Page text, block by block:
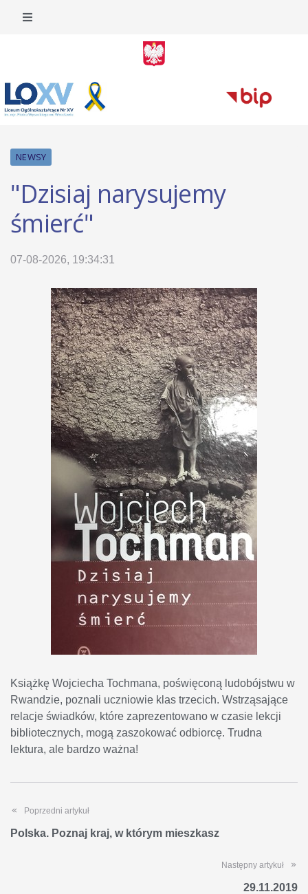
NEWSY
"Dzisiaj narysujemy
śmierć"
07-08-2026, 19:34:31
Książkę Wojciecha Tochmana, poświęconą ludobójstwu w
Rwandzie, poznali uczniowie klas trzecich. Wstrząsające
relacje świadków, które zaprezentowano w czasie lekcji
bibliotecznych, mogą zaszokować odbiorcę. Trudna
lektura, ale bardzo ważna!
Poprzedni artykuł
Polska. Poznaj kraj, w którym mieszkasz
Następny artykuł
29.11.2019